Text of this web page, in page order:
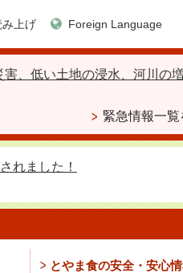
上げ
Foreign Language
、低い土地の浸水、河川の
緊急情報一覧
れました！
とやま食の安全・安心